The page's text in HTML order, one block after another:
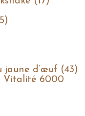
jaune d’œuf (43)
Vitalité 6000